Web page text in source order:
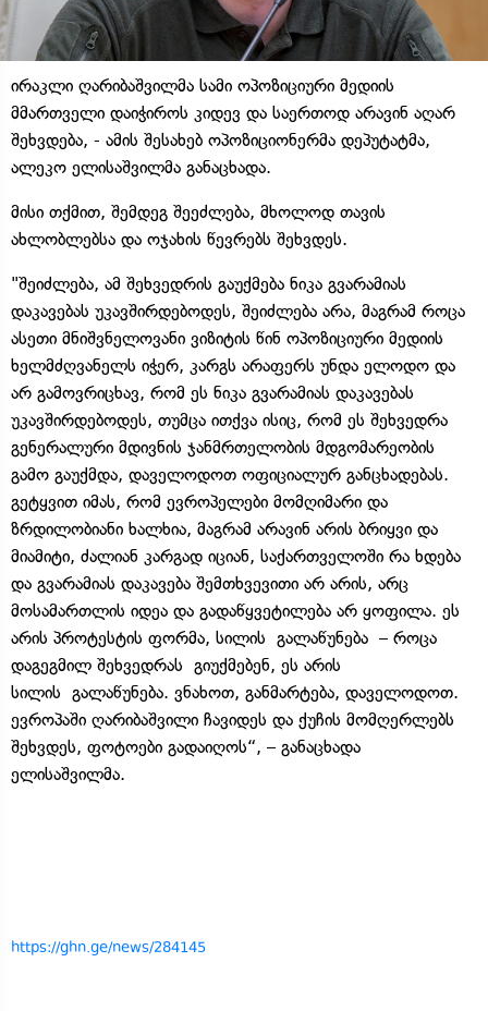
ირაკლი ღარიბაშვილმა სამი ოპოზიციური მედიის
მმართველი დაიჭიროს კიდევ და საერთოდ არავინ აღარ
შეხვდება, - ამის შესახებ ოპოზიციონერმა დეპუტატმა,
ალეკო ელისაშვილმა განაცხადა.
მისი თქმით, შემდეგ შეეძლება, მხოლოდ თავის
ახლობლებსა და ოჯახის წევრებს შეხვდეს.
"შეიძლება, ამ შეხვედრის გაუქმება ნიკა გვარამიას
დაკავებას უკავშირდებოდეს, შეიძლება არა, მაგრამ როცა
ასეთი მნიშვნელოვანი ვიზიტის წინ ოპოზიციური მედიის
ხელმძღვანელს იჭერ, კარგს არაფერს უნდა ელოდო და
არ გამოვრიცხავ, რომ ეს ნიკა გვარამიას დაკავებას
უკავშირდებოდეს, თუმცა ითქვა ისიც, რომ ეს შეხვედრა
გენერალური მდივნის ჯანმრთელობის მდგომარეობის
გამო გაუქმდა, დაველოდოთ ოფიციალურ განცხადებას.
გეტყვით იმას, რომ ევროპელები მომღიმარი და
ზრდილობიანი ხალხია, მაგრამ არავინ არის ბრიყვი და
მიამიტი, ძალიან კარგად იციან, საქართველოში რა ხდება
და გვარამიას დაკავება შემთხვევითი არ არის, არც
მოსამართლის იდეა და გადაწყვეტილება არ ყოფილა. ეს
არის პროტესტის ფორმა, სილის გალაწუნება – როცა
დაგეგმილ შეხვედრას გიუქმებენ, ეს არის
სილის გალაწუნება. ვნახოთ, განმარტება, დაველოდოთ.
ევროპაში ღარიბაშვილი ჩავიდეს და ქუჩის მომღერლებს
შეხვდეს, ფოტოები გადაიღოს“, – განაცხადა
ელისაშვილმა.
https://ghn.ge/news/284145